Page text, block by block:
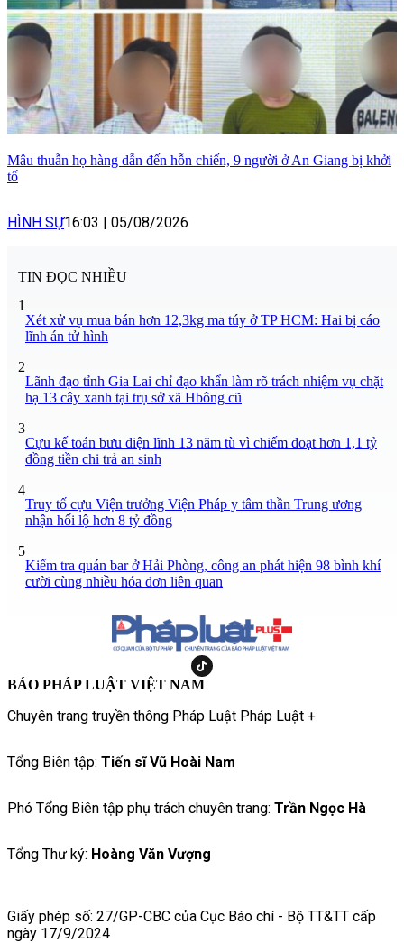
Mâu thuẫn họ hàng dẫn đến hỗn chiến, 9 người ở An Giang bị khởi
tố
HÌNH SỰ16:03 05/08/2026
TIN ĐỌC NHIỀU
1
Xét xử vụ mua bán hơn 12,3kg ma túy ở TP HCM: Hai bị cáo
lĩnh án tử hình
2
Lãnh đạo tỉnh Gia Lai chỉ đạo khẩn làm rõ trách nhiệm vụ chặt
hạ 13 cây xanh tại trụ sở xã Hbông cũ
3
Cựu kế toán bưu điện lĩnh 13 năm tù vì chiếm đoạt hơn 1,1 tỷ
đồng tiền chi trả an sinh
4
Truy tố cựu Viện trưởng Viện Pháp y tâm thần Trung ương
nhận hối lộ hơn 8 tỷ đồng
5
Kiểm tra quán bar ở Hải Phòng, công an phát hiện 98 bình khí
cười cùng nhiều hóa đơn liên quan
BÁO PHÁP LUẬT VIỆT NAM
Chuyên trang truyền thông Pháp Luật Pháp Luật +
Tổng Biên tập: Tiến sĩ Vũ Hoài Nam
Phó Tổng Biên tập phụ trách chuyên trang: Trần Ngọc Hà
Tổng Thư ký: Hoàng Văn Vượng
Giấy phép số: 27/GP-CBC của Cục Báo chí - Bộ TT&TT cấp
ngày 17/9/2024